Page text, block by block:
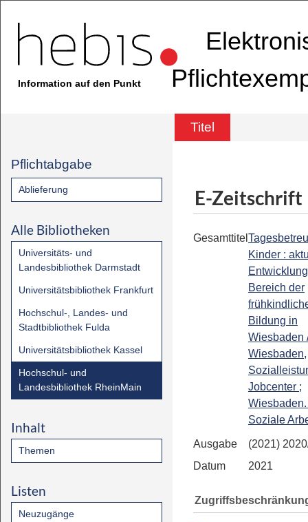
Information auf den Punkt
Titel
Pflichtabgabe
Ablieferung
Alle Bibliotheken
Universitäts- und
Landesbibliothek Darmstadt
Universitätsbibliothek Frankfurt
Hochschul-, Landes- und
Stadtbibliothek Fulda
Universitätsbibliothek Kassel
Hochschul- und
Landesbibliothek RheinMain
Inhalt
Themen
Listen
Neuzugänge
E-Zeitschrift
Gesamttitel
Kinder :
Bereich der
Bildung in
Wiesbaden
Wiesbaden,
Jobcenter ;
Wiesbaden.
Soziale
Ausgabe
(2021)
Datum
2021